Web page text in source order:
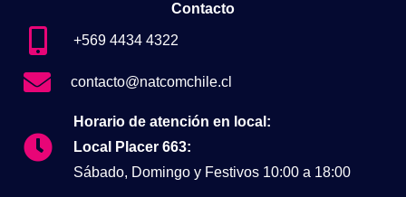
Contacto
+569 4434 4322
contacto@natcomchile.cl
Horario de atención en local:
Local Placer 663:
Sábado, Domingo y Festivos 10:00 a 18:00